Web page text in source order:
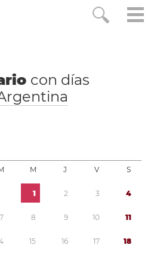
con días
M J V S
1 2 3 4
7 8 9 10 11
15 16 17 18